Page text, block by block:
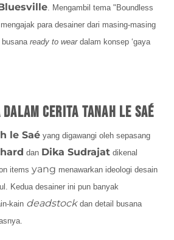
. Mengambil tema "Boundless
para desainer dari masing-masing
ready to wear dalam konsep ‘gaya
dalam Cerita Tanah le Saé
le Saé yang digawangi oleh sepasang
dan Dika Sudrajat dikenal
items yang menawarkan ideologi desain
Kedua desainer ini pun banyak
kain deadstock dan detail busana